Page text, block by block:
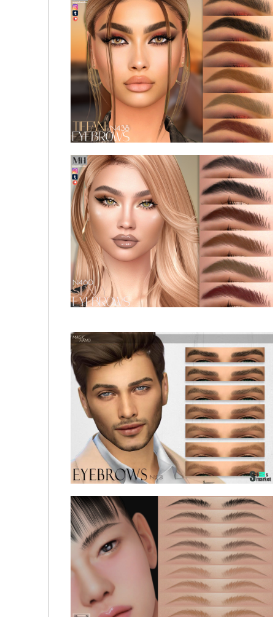
MagicHand - [Patreon] Tiffani Eyebrows N438
Sidney Eyebrows - MagicHand